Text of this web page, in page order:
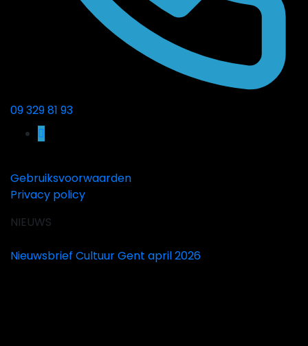
09 329 81 93
Gebruiksvoorwaarden
Privacy policy
NIEUWS
Nieuwsbrief Cultuur Gent april 2026